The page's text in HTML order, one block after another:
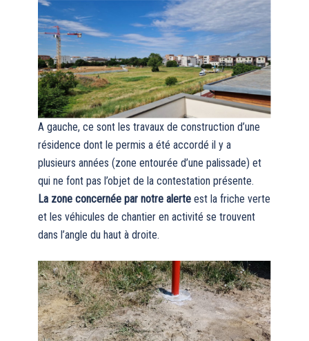
A gauche, ce sont les travaux de construction d’une
résidence dont le permis a été accordé il y a
plusieurs années (zone entourée d’une palissade) et
qui ne font pas l’objet de la contestation présente.
La zone concernée par notre alerte est la friche verte
et les véhicules de chantier en activité se trouvent
dans l’angle du haut à droite.